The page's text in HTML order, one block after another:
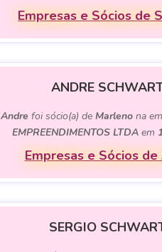
Empresas e Sócios de
ANDRE
Andre foi sócio(a) de Marlenona
EMPREENDIMENTOS LTDAem
Empresas e Sócios
SERGIO